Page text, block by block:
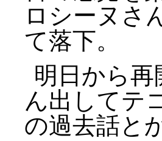
ロシーヌさ
て落下。
明日から
ん出してテ
の過去話と